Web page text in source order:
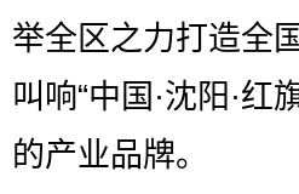
举全区之力打造全
叫响“中国·沈阳·红
的产业品牌。